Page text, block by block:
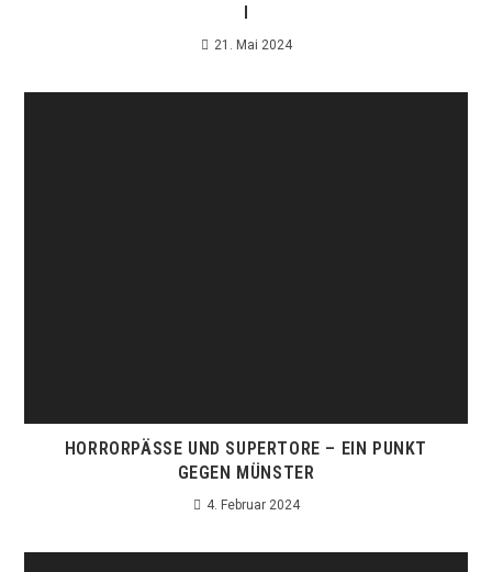
I
21. Mai 2024
HORRORPÄSSE UND SUPERTORE – EIN PUNKT
GEGEN MÜNSTER
4. Februar 2024